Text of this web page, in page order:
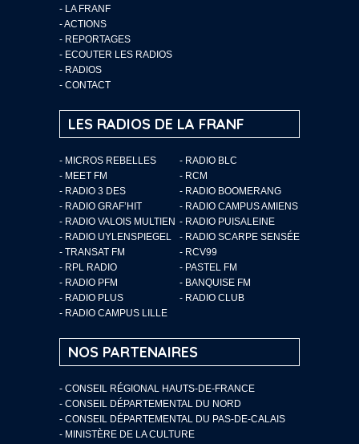
- LA FRANF
-ACTIONS
- REPORTAGES
- ECOUTER LES RADIOS
- RADIOS
- CONTACT
LES RADIOS DE LA FRANF
- MICROS REBELLES
- RADIO BLC
- MEET FM
- RCM
- RADIO 3 DES
- RADIO BOOMERANG
- RADIO GRAF’HIT
- RADIO CAMPUS AMIENS
- RADIO VALOIS MULTIEN - RADIO PUISALEINE
- RADIO UYLENSPIEGEL
- RADIO SCARPE SENSÉE
- TRANSAT FM
- RCV99
- RPL RADIO
- PASTEL FM
- RADIO PFM
- BANQUISE FM
- RADIO PLUS
- RADIO CLUB
- RADIO CAMPUS LILLE
NOS PARTENAIRES
- CONSEIL RÉGIONAL HAUTS-DE-FRANCE
- CONSEIL DÉPARTEMENTAL DU NORD
- CONSEIL DÉPARTEMENTAL DU PAS-DE-CALAIS
- MINISTÈRE DE LA CULTURE